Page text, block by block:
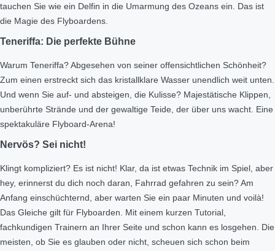
tauchen Sie wie ein Delfin in die Umarmung des Ozeans ein. Das ist
die Magie des Flyboardens.
Teneriffa: Die perfekte Bühne
Warum Teneriffa? Abgesehen von seiner offensichtlichen Schönheit?
Zum einen erstreckt sich das kristallklare Wasser unendlich weit unten.
Und wenn Sie auf- und absteigen, die Kulisse? Majestätische Klippen,
unberührte Strände und der gewaltige Teide, der über uns wacht. Eine
spektakuläre Flyboard-Arena!
Nervös? Sei nicht!
Klingt kompliziert? Es ist nicht! Klar, da ist etwas Technik im Spiel, aber
hey, erinnerst du dich noch daran, Fahrrad gefahren zu sein? Am
Anfang einschüchternd, aber warten Sie ein paar Minuten und voilà!
Das Gleiche gilt für Flyboarden. Mit einem kurzen Tutorial,
fachkundigen Trainern an Ihrer Seite und schon kann es losgehen. Die
meisten, ob Sie es glauben oder nicht, scheuen sich schon beim